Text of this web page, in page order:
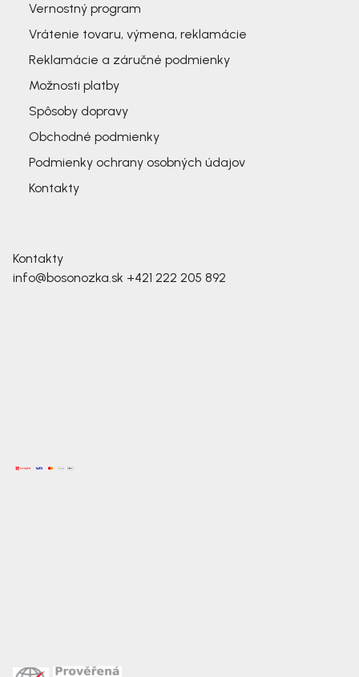
Vernostný program
Vrátenie tovaru, výmena, reklamácie
Reklamácie a záručné podmienky
Možnosti platby
Spôsoby dopravy
Obchodné podmienky
Podmienky ochrany osobných údajov
Kontakty
Kontakty
info@bosonozka.sk +421 222 205 892